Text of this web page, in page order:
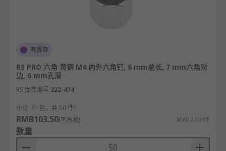
有库存
RS PRO 六角 黄铜 M4 内外六角钉, 6 mm总长, 7 mm六角对
边, 6 mm孔深
RS 库存编号 222-474
小计（1 包，共 50 件）
RMB103.50(不含税) RMB2.07/件
数量